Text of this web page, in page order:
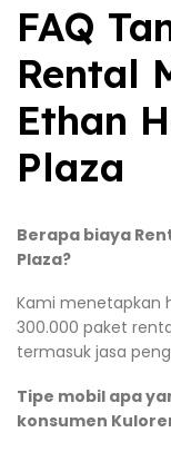
FAQ
Rental
Ethan
Plaza
Berapa biaya
Plaza?
Kami menetapkan
300.000 paket
termasuk jasa
Tipe mobil apa
konsumen